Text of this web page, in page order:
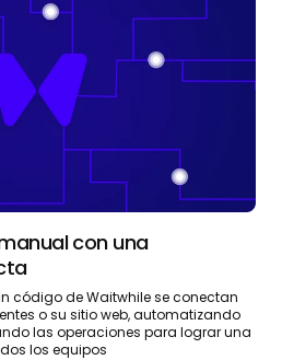
con una
código de Waitwhile se conectan
o su sitio web, automatizando
las operaciones para lograr una
los equipos